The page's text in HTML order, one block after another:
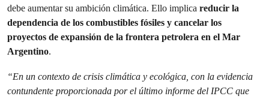
debe aumentar su ambición climática. Ello implica reducir la
dependencia de los combustibles fósiles y cancelar los
proyectos de expansión de la frontera petrolera en el Mar
Argentino.
“En un contexto de crisis climática y ecológica, con la evidencia
contundente proporcionada por el último informe del IPCC que